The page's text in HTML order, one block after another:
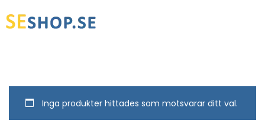
Inga produkter hittades som motsvarar ditt val.